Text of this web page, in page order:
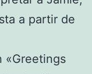
a partir de
«Greetings